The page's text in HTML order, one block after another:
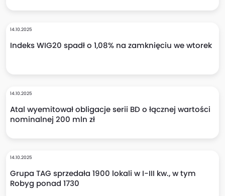
14.10.2025
Indeks WIG20 spadł o 1,08% na zamknięciu we wtorek
14.10.2025
Atal wyemitował obligacje serii BD o łącznej wartości
nominalnej 200 mln zł
14.10.2025
Grupa TAG sprzedała 1900 lokali w I-III kw., w tym
Robyg ponad 1730